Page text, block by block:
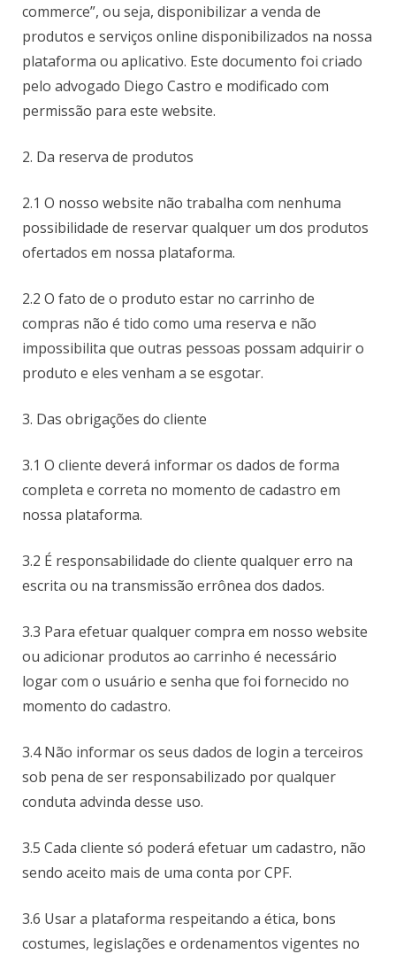
commerce”, ou seja, disponibilizar a venda de
produtos e serviços online disponibilizados na nossa
plataforma ou aplicativo. Este documento foi criado
pelo advogado Diego Castro e modificado com
permissão para este website.
2. Da reserva de produtos
2.1 O nosso website não trabalha com nenhuma
possibilidade de reservar qualquer um dos produtos
ofertados em nossa plataforma.
2.2 O fato de o produto estar no carrinho de
compras não é tido como uma reserva e não
impossibilita que outras pessoas possam adquirir o
produto e eles venham a se esgotar.
3. Das obrigações do cliente
3.1 O cliente deverá informar os dados de forma
completa e correta no momento de cadastro em
nossa plataforma.
3.2 É responsabilidade do cliente qualquer erro na
escrita ou na transmissão errônea dos dados.
3.3 Para efetuar qualquer compra em nosso website
ou adicionar produtos ao carrinho é necessário
logar com o usuário e senha que foi fornecido no
momento do cadastro.
3.4 Não informar os seus dados de login a terceiros
sob pena de ser responsabilizado por qualquer
conduta advinda desse uso.
3.5 Cada cliente só poderá efetuar um cadastro, não
sendo aceito mais de uma conta por CPF.
3.6 Usar a plataforma respeitando a ética, bons
costumes, legislações e ordenamentos vigentes no